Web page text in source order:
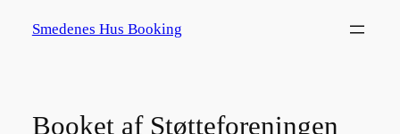
Smedenes Hus Booking
Booket af Støtteforeningen